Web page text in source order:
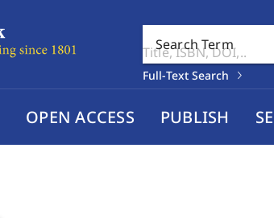
Search Term
Full-Text Search
OPEN ACCESS PUBLISH